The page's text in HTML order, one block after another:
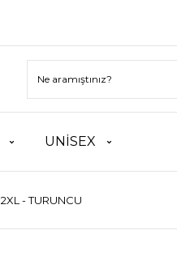
UNİSEX
- TURUNCU